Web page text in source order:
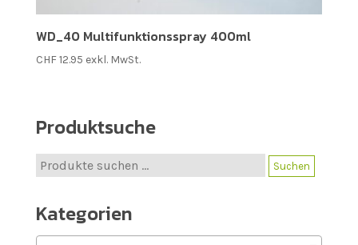
WD_40 Multifunktionsspray 400ml
CHF12.95 exkl. MwSt.
Produktsuche
Suche
nach:
Suchen
Kategorien